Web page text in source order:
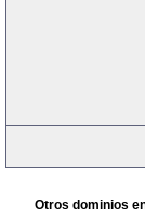
Otros dominios